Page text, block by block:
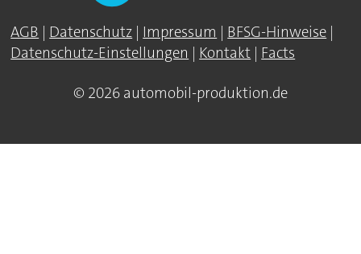
AGB | Datenschutz | Impressum | BFSG-Hinweise |
Datenschutz-Einstellungen | Kontakt | Facts
© 2026 automobil-produktion.de